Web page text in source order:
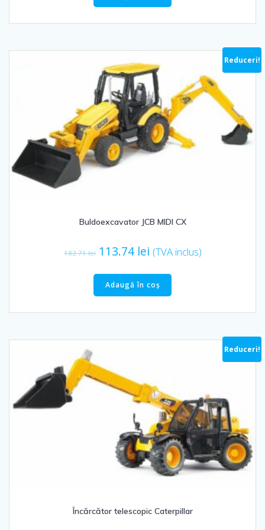
fost:
153.67 lei.
79.86 lei.
Reduceri!
Buldoexcavator JCB MIDI CX
182.71lei Prețul
fost:
182.71 lei.
113.74 leiPrețul
este:
113.74 lei.
(TVA inclus)
Adaugă în coș
Reduceri!
Încărcător telescopic Caterpillar